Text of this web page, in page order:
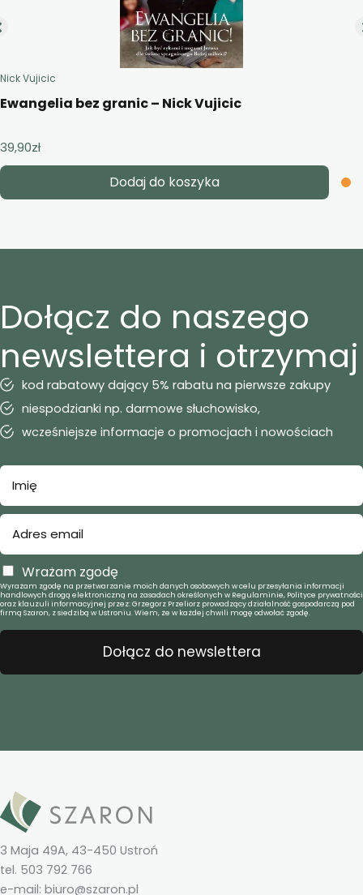
Nick Vujicic
Ewangelia bez granic – Nick Vujicic
39,90zł
Dodaj do koszyka
Dołącz do naszego
newslettera i otrzymaj
kod rabatowy dający 5% rabatu na pierwsze zakupy
niespodzianki np. darmowe słuchowisko,
wcześniejsze informacje o promocjach i nowościach
Wrażam zgodę
Wyrażam zgodę na przetwarzanie moich danych osobowych w celu przesyłania informacji
handlowych drogą elektroniczną na zasadach określonych w Regulaminie, Polityce prywatności
oraz klauzuli informacyjnej przez: Grzegorz Przeliorz prowadzący działalność gospodarczą pod
firmą Szaron, z siedzibą w Ustroniu. Wiem, że w każdej chwili mogę odwołać zgodę.
Dołącz do newslettera
3 Maja 49A, 43-450 Ustroń
tel. 503 792 766
e-mail: biuro@szaron.pl